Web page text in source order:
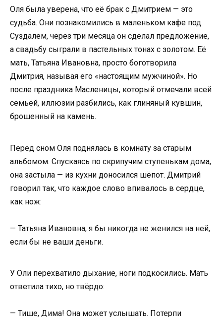
Оля была уверена, что её брак с Дмитрием — это
судьба. Они познакомились в маленьком кафе под
Суздалем, через три месяца он сделал предложение,
а свадьбу сыграли в пастельных тонах с золотом. Её
мать, Татьяна Ивановна, просто боготворила
Дмитрия, называя его «настоящим мужчиной». Но
после праздника Масленицы, который отмечали всей
семьёй, иллюзии разбились, как глиняный кувшин,
брошенный на камень.
Перед сном Оля поднялась в комнату за старым
альбомом. Спускаясь по скрипучим ступенькам дома,
она застыла — из кухни доносился шёпот. Дмитрий
говорил так, что каждое слово впивалось в сердце,
как нож:
— Татьяна Ивановна, я бы никогда не женился на ней,
если бы не ваши деньги.
У Оли перехватило дыхание, ноги подкосились. Мать
ответила тихо, но твёрдо:
— Тише, Дима! Она может услышать. Потерпи